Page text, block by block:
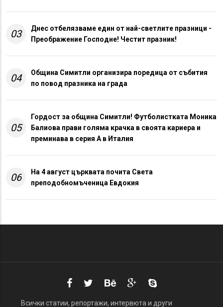
03
Днес отбелязваме един от най-светлите празници -
Преображение Господне! Честит празник!
04
Община Симитли организира поредица от събития
по повод празника на града
05
Гордост за община Симитли! Футболистката Моника
Балиова прави голяма крачка в своята кариера и
преминава в серия А в Италия
06
На 4 август църквата почита Света
преподобномъченица Евдокия
Всички статии, репортажи, интервюта и други